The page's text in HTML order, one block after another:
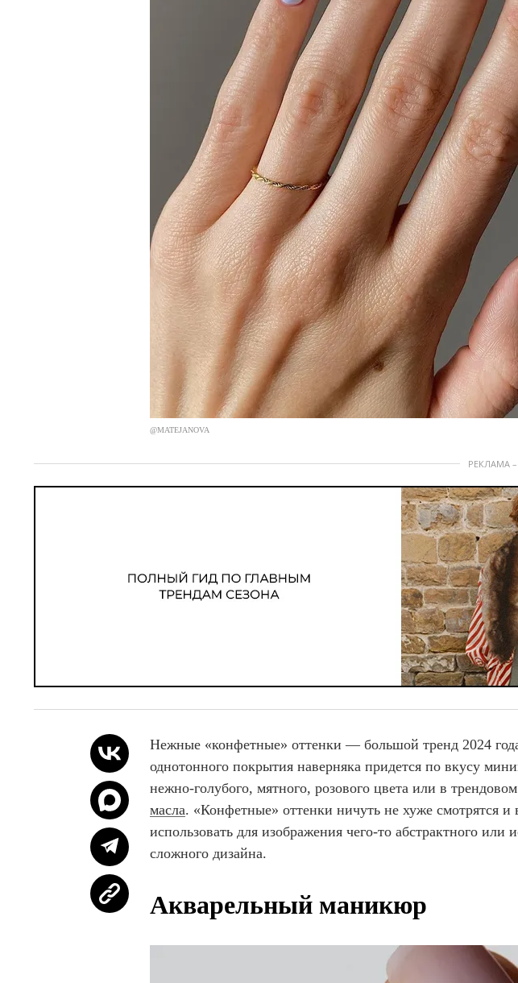
@MATEJANOVA
РЕКЛАМА
Нежные «конфетные» оттенки — большой тренд 2024
однотонного покрытия наверняка придется по вкусу
нежно-голубого, мятного, розового цвета или в
масла. «Конфетные» оттенки ничуть не хуже смотрятся
использовать для изображения чего-то абстрактного или
сложного дизайна.
Акварельный маникюр